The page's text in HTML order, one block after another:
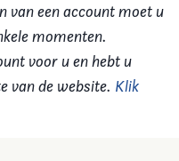
van een account moet u
momenten.
voor u en hebt u
van de website. Klik